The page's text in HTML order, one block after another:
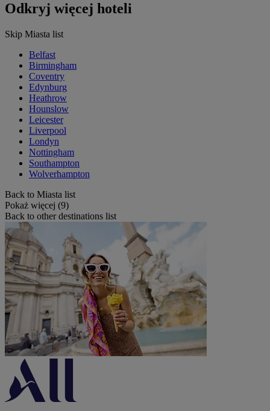
Odkryj więcej hoteli
Skip Miasta list
Belfast
Birmingham
Coventry
Edynburg
Heathrow
Hounslow
Leicester
Liverpool
Londyn
Nottingham
Southampton
Wolverhampton
Back to Miasta list
Pokaż więcej (9)
Back to other destinations list